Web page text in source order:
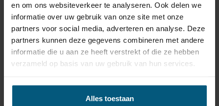
en om ons websiteverkeer te analyseren. Ook delen we
informatie over uw gebruik van onze site met onze
partners voor social media, adverteren en analyse. Deze
partners kunnen deze gegevens combineren met andere
informatie die u aan ze heeft verstrekt of die ze hebben
verzameld op basis van uw gebruik van hun services.
Alles toestaan
trekhaak.
Eenvaste trekhaak:
- is goedkoper in aanschaf en is makkelijk in gebruik.
- fietsendrager kan direct aan de trekhaak gekoppeld
-de trekhaak kogel ligt opgeborgen in de kofferbak als
deze niet in gebruik is.